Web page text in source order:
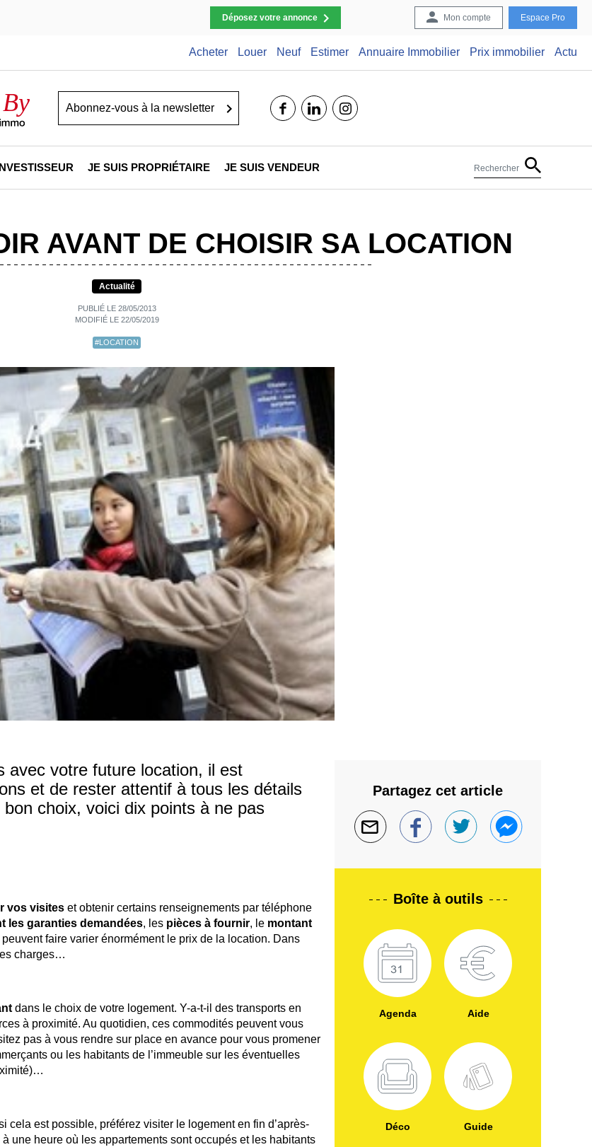
Déposez votre annonce Mon compte Espace Pro
Acheter Louer Neuf Estimer Annuaire Immobilier Prix immobilier Actu
By facebooklinkedin
JE SUIS PROPRIÉTAIRE JE SUIS VENDEUR Rechercher
AVANT DE CHOISIR SA LOCATION
Actualité
PUBLIÉ LE 28/05/2013
MODIFIÉ LE 22/05/2019
#LOCATION
avec votre future location, il est
et de rester attentif à tous les détails
choix, voici dix points à ne pas
vos visites et obtenir certains renseignements par téléphone
les garanties demandées, les pièces à fournir, le montant
faire varier énormément le prix de la location. Dans
charges…
dans le choix de votre logement. Y-a-t-il des transports en
à proximité. Au quotidien, ces commodités peuvent vous
pas à vous rendre sur place en avance pour vous promener
ou les habitants de l’immeuble sur les éventuelles
cela est possible, préférez visiter le logement en fin d’après-
à une heure où les appartements sont occupés et les habitants
Partagez cet article
Boîte à outils
Agenda Aide
Déco Guide